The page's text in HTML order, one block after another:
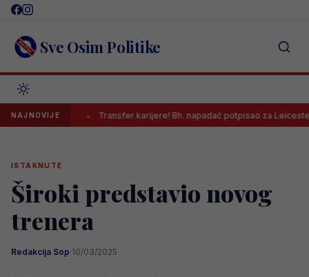
Skip
content Sve Osim Politike
NAJNOVIJETransfer karijere! Bh. napadač potpisao za Leicester City
ISTAKNUTE
Široki predstavio novog
trenera
Redakcija Sop·10/03/2025